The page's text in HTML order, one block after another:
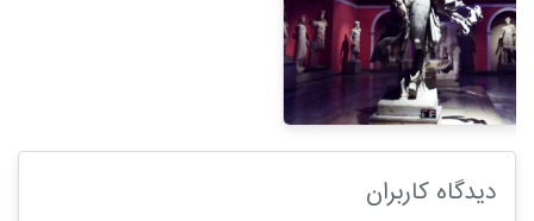
دیدگاه کاربران